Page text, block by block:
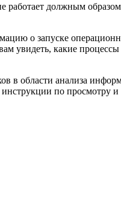
работает должным
о запуске
увидеть, какие
в области анализа
по просмотру и